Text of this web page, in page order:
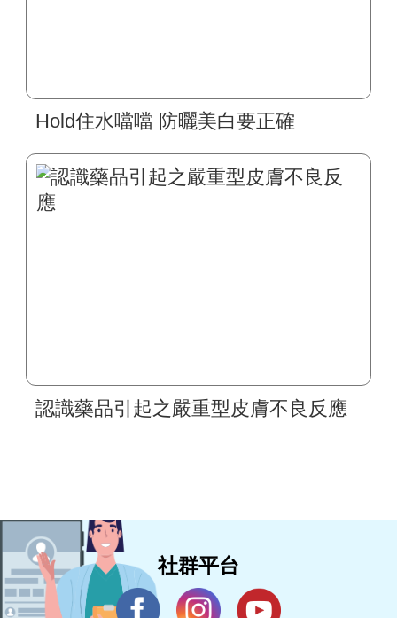
Hold住水噹噹 防曬美白要正確
認識藥品引起之嚴重型皮膚不良反應
社群平台